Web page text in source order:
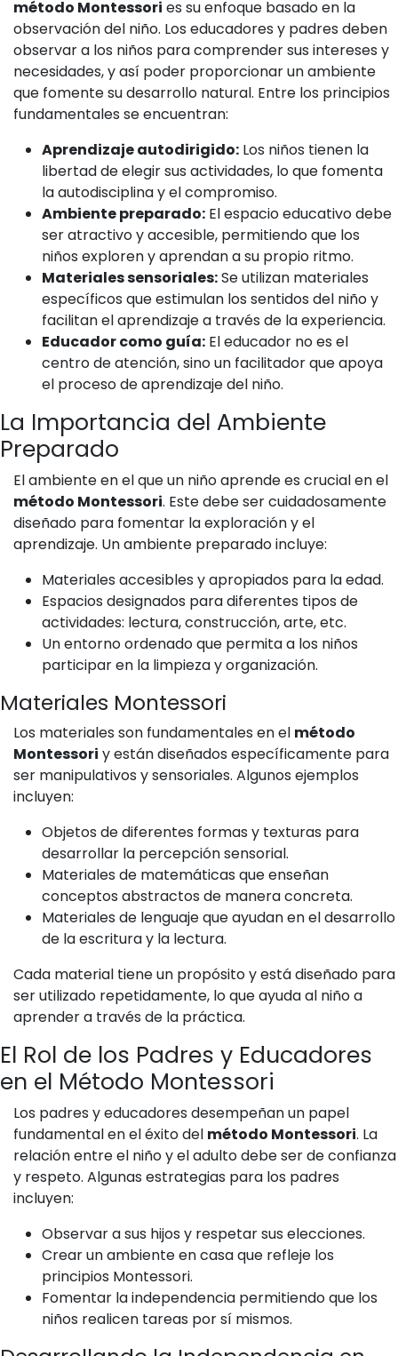
método Montessori es su enfoque basado en la
observación del niño. Los educadores y padres deben
observar a los niños para comprender sus intereses y
necesidades, y así poder proporcionar un ambiente
que fomente su desarrollo natural. Entre los principios
fundamentales se encuentran:
Aprendizaje autodirigido: Los niños tienen la
libertad de elegir sus actividades, lo que fomenta
la autodisciplina y el compromiso.
Ambiente preparado: El espacio educativo debe
ser atractivo y accesible, permitiendo que los
niños exploren y aprendan a su propio ritmo.
Materiales sensoriales:Se utilizan materiales
específicos que estimulan los sentidos del niño y
facilitan el aprendizaje a través de la experiencia.
Educador como guía: El educador no es el
centro de atención, sino un facilitador que apoya
el proceso de aprendizaje del niño.
La Importancia del Ambiente
Preparado
El ambiente en el que un niño aprende es crucial en el
método Montessori. Este debe ser cuidadosamente
diseñado para fomentar la exploración y el
aprendizaje. Un ambiente preparado incluye:
Materiales accesibles y apropiados para la edad.
Espacios designados para diferentes tipos de
actividades: lectura, construcción, arte, etc.
Un entorno ordenado que permita a los niños
participar en la limpieza y organización.
Materiales Montessori
Los materiales son fundamentales en el método
Montessori y están diseñados específicamente para
ser manipulativos y sensoriales. Algunos ejemplos
incluyen:
Objetos de diferentes formas y texturas para
desarrollar la percepción sensorial.
Materiales de matemáticas que enseñan
conceptos abstractos de manera concreta.
Materiales de lenguaje que ayudan en el desarrollo
de la escritura y la lectura.
Cada material tiene un propósito y está diseñado para
ser utilizado repetidamente, lo que ayuda al niño a
aprender a través de la práctica.
El Rol de los Padres y Educadores
en el Método Montessori
Los padres y educadores desempeñan un papel
fundamental en el éxito del método Montessori. La
relación entre el niño y el adulto debe ser de confianza
y respeto. Algunas estrategias para los padres
incluyen:
Observar a sus hijos y respetar sus elecciones.
Crear un ambiente en casa que refleje los
principios Montessori.
Fomentar la independencia permitiendo que los
niños realicen tareas por sí mismos.